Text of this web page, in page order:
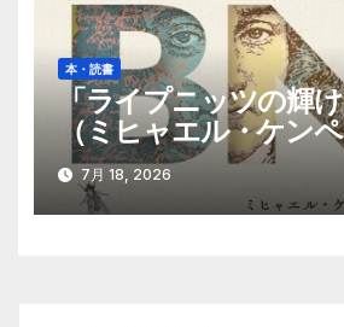
本・読書
「ライプニッツの輝
（ミヒャエル・ケン
7月 18, 2026